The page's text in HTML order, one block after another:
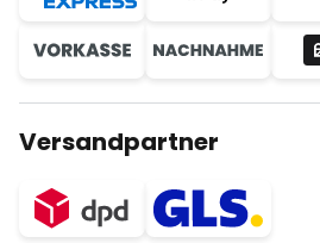
Versandpartner